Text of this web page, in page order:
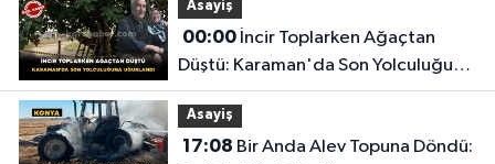
Asayiş
00:00İncir Toplarken Ağaçtan
Düştü: Karaman'da Son Yolculuğuna
Uğurlandı
Asayiş
17:08